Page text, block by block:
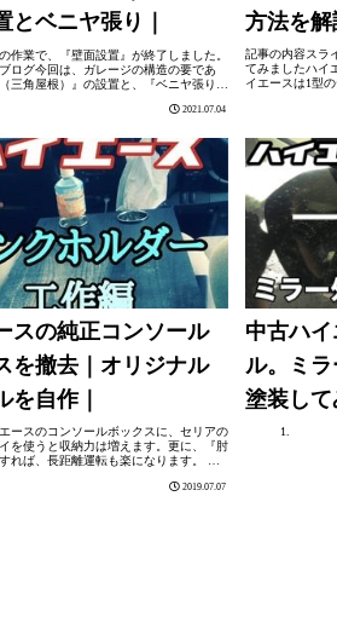
とベニヤ張り｜
作業で、『壁面設置』が終了しました。
ログ今回は、ガレージの構造の要であ
三角屋根）』の設置と、『ベニヤ張り』
分ずつ組立します。ガレージのサ...2021.07.04
方法を
記事の内容スラ
てみましたハイ
イエースは1型
スの純正コンソール
を撤去｜オリジナル
を自作｜
ースのコンソールボックスに、セリアの
を使うと収納力は増えます。更に、『肘
れば、長距離運転も楽になります。 し
、コンソールボックスを外す事... 2019.07.07
中古ハ
ル。ミ
塗装して